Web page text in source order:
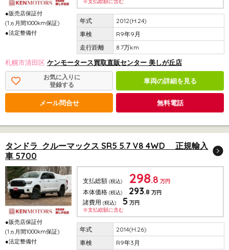
●販売店保証付
(1ヵ月間1000km保証)
●法定整備付
2012(H.24)
R9年9月
8.7万km
札幌市清田区 ケンモータース買取直販センター 美しが丘店
お気に入りに
登録する
車両の詳細を見る
メール問合せ 無料電話
タンドラ クルーマックス SR5 5.7 V8 4WD 正規輸入
車 5700
●販売店保証付
(1ヵ月間1000km保証)
●法定整備付
支払総額 (税込) 298.8 万円
本体価格 (税込) 293.8 万円
諸費用 (税込) 5 万円
※支払総額に含む
2014(H.26)
R9年3月